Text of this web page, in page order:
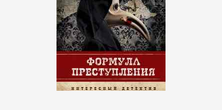
Зарубежная
классика
Классическая